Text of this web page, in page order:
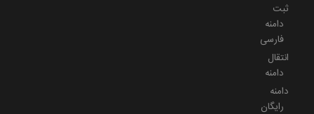
ثبت
دامنه
فارسی
انتقال
دامنه
دامنه
رایگان